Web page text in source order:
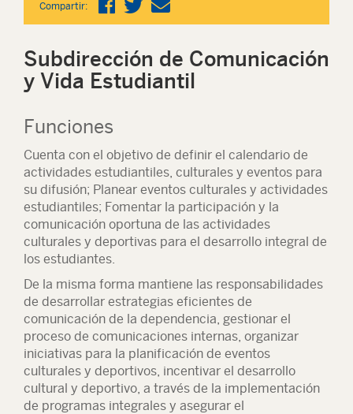
Compartir:
Subdirección de Comunicación
y Vida Estudiantil
Funciones
Cuenta con el objetivo de definir el calendario de
actividades estudiantiles, culturales y eventos para
su difusión; Planear eventos culturales y actividades
estudiantiles; Fomentar la participación y la
comunicación oportuna de las actividades
culturales y deportivas para el desarrollo integral de
los estudiantes.
De la misma forma mantiene las responsabilidades
de desarrollar estrategias eficientes de
comunicación de la dependencia, gestionar el
proceso de comunicaciones internas, organizar
iniciativas para la planificación de eventos
culturales y deportivos, incentivar el desarrollo
cultural y deportivo, a través de la implementación
de programas integrales y asegurar el